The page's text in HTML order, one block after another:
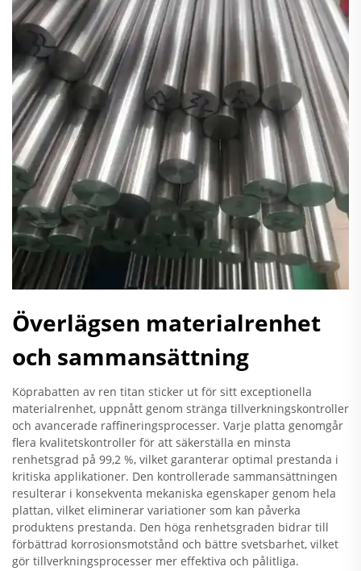
Överlägsen materialrenhet
och sammansättning
Köprabatten av ren titan sticker ut för sitt exceptionella
materialrenhet, uppnått genom stränga tillverkningskontroller
och avancerade raffineringsprocesser. Varje platta genomgår
flera kvalitetskontroller för att säkerställa en minsta
renhetsgrad på 99,2 %, vilket garanterar optimal prestanda i
kritiska applikationer. Den kontrollerade sammansättningen
resulterar i konsekventa mekaniska egenskaper genom hela
plattan, vilket eliminerar variationer som kan påverka
produktens prestanda. Den höga renhetsgraden bidrar till
förbättrad korrosionsmotstånd och bättre svetsbarhet, vilket
gör tillverkningsprocesser mer effektiva och pålitliga.